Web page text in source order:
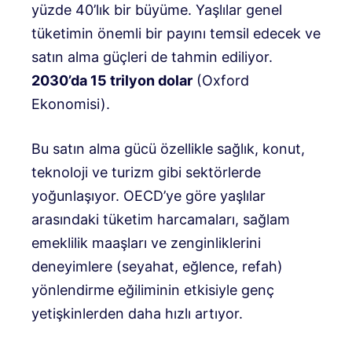
yüzde 40’lık bir büyüme. Yaşlılar genel
tüketimin önemli bir payını temsil edecek ve
satın alma güçleri de tahmin ediliyor.
2030’da 15 trilyon dolar (Oxford
Ekonomisi).
Bu satın alma gücü özellikle sağlık, konut,
teknoloji ve turizm gibi sektörlerde
yoğunlaşıyor. OECD’ye göre yaşlılar
arasındaki tüketim harcamaları, sağlam
emeklilik maaşları ve zenginliklerini
deneyimlere (seyahat, eğlence, refah)
yönlendirme eğiliminin etkisiyle genç
yetişkinlerden daha hızlı artıyor.